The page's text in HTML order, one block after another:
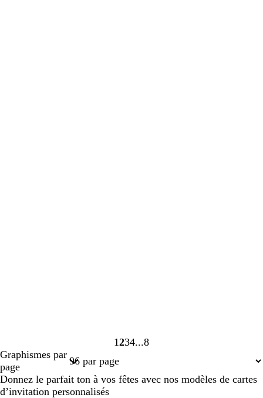
Page
1
1 Page
2Page
3Page
4
Page
8
Graphismes par
page
Donnez le parfait ton à vos fêtes avec nos modèles de cartes
d’invitation personnalisés